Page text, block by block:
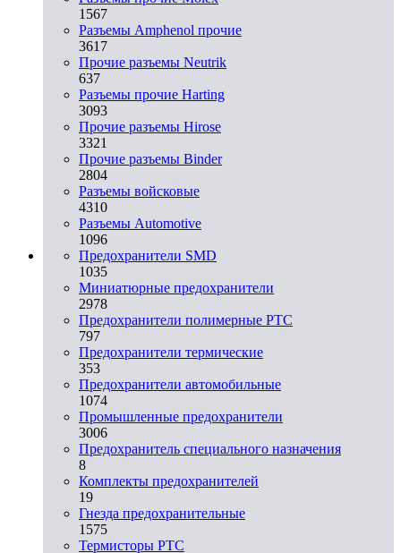
1567
Разъемы Amphenol прочие
3617
Прочие разъемы Neutrik
637
Разъемы прочие Harting
3093
Прочие разъемы Hirose
3321
Прочие разъемы Binder
2804
Разъемы войсковые
4310
Разъeмы Automotive
1096
Предохранители SMD
1035
Миниатюрные предохранители
2978
Предохранители полимерные PTC
797
Предохранители термические
353
Предохранители автомобильные
1074
Промышленные предохранители
3006
Предохранитель специального назначения
8
Комплекты предохранителей
19
Гнезда предохранительные
1575
Термисторы PTC